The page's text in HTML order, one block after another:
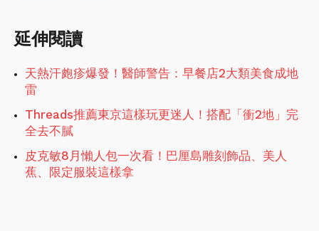
延伸閱讀
天熱汗皰疹爆發！醫師警告：早餐店2大類美食成地
雷
Threads推薦東京這樣玩更迷人！搭配「衝2地」完
全去不膩
皮克敏8月懶人包一次看！巴厘島雕刻飾品、美人
蕉、限定服裝這樣拿